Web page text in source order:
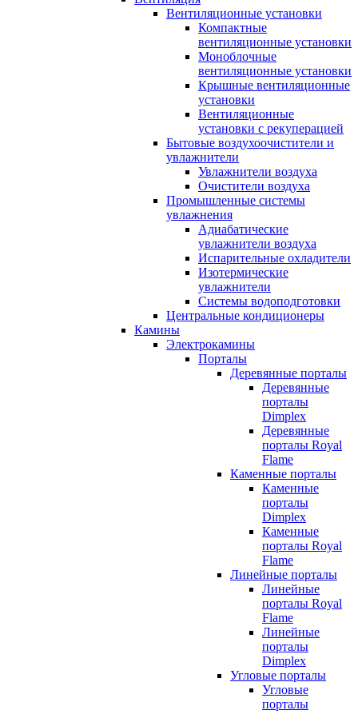
Вентиляционные установки
Компактные
вентиляционные установки
Моноблочные
вентиляционные установки
Крышные вентиляционные
установки
Вентиляционные
установки с рекуперацией
Бытовые воздухоочистители и
увлажнители
Увлажнители воздуха
Очистители воздуха
Промышленные системы
увлажнения
Адиабатические
увлажнители воздуха
Испарительные охладители
Изотермические
увлажнители
Системы водоподготовки
Центральные кондиционеры
Камины
Электрокамины
Порталы
Деревянные порталы
Деревянные
порталы
Dimplex
Деревянные
порталы Royal
Flame
Каменные порталы
Каменные
порталы
Dimplex
Каменные
порталы Royal
Flame
Линейные порталы
Линейные
порталы Royal
Flame
Линейные
порталы
Dimplex
Угловые порталы
Угловые
порталы